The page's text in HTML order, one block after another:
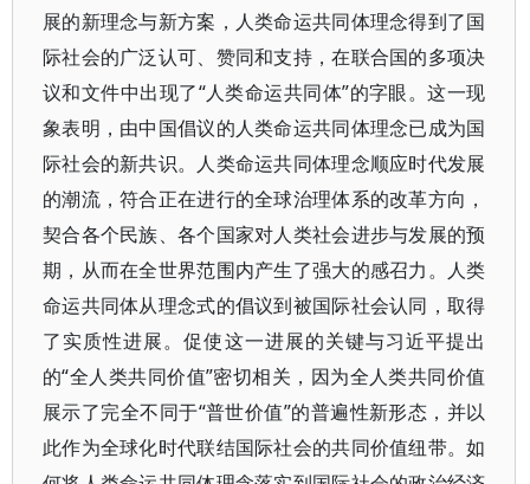
展的新理念与新方案，人类命运共同体理念得到了国
际社会的广泛认可、赞同和支持，在联合国的多项决
议和文件中出现了“人类命运共同体”的字眼。这一现
象表明，由中国倡议的人类命运共同体理念已成为国
际社会的新共识。人类命运共同体理念顺应时代发展
的潮流，符合正在进行的全球治理体系的改革方向，
契合各个民族、各个国家对人类社会进步与发展的预
期，从而在全世界范围内产生了强大的感召力。人类
命运共同体从理念式的倡议到被国际社会认同，取得
了实质性进展。促使这一进展的关键与习近平提出
的“全人类共同价值”密切相关，因为全人类共同价值
展示了完全不同于“普世价值”的普遍性新形态，并以
此作为全球化时代联结国际社会的共同价值纽带。如